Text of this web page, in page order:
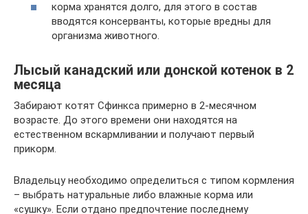
корма хранятся долго, для этого в состав
вводятся консерванты, которые вредны для
организма животного.
Лысый канадский или донской котенок в 2
месяца
Забирают котят Сфинкса примерно в 2-месячном
возрасте. До этого времени они находятся на
естественном вскармливании и получают первый
прикорм.
Владельцу необходимо определиться с типом кормления
– выбрать натуральные либо влажные корма или
«сушку». Если отдано предпочтение последнему